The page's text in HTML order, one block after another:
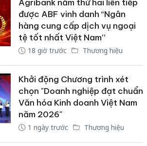
Agribank năm thứ hai liên tiếp
được ABF vinh danh “Ngân
hàng cung cấp dịch vụ ngoại
tệ tốt nhất Việt Nam”
18 giờ trước Thương hiệu
Khởi động Chương trình xét
chọn "Doanh nghiệp đạt chuẩn
Văn hóa Kinh doanh Việt Nam
năm 2026"
1 ngày trước Thương hiệu